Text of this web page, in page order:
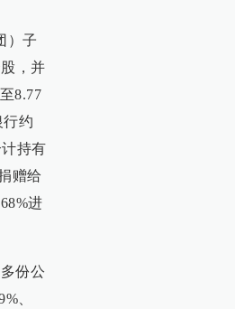
）子
，并
8.77
约
持有
赠给
进
份公
、